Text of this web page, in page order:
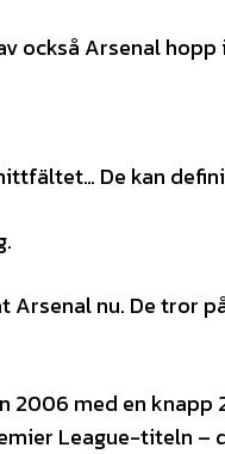
också Arsenal
De kan
nu. De tror
med en knapp
League-titeln –